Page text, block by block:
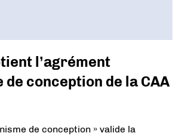
l’agrément
de conception de la CAA
de conception » valide la